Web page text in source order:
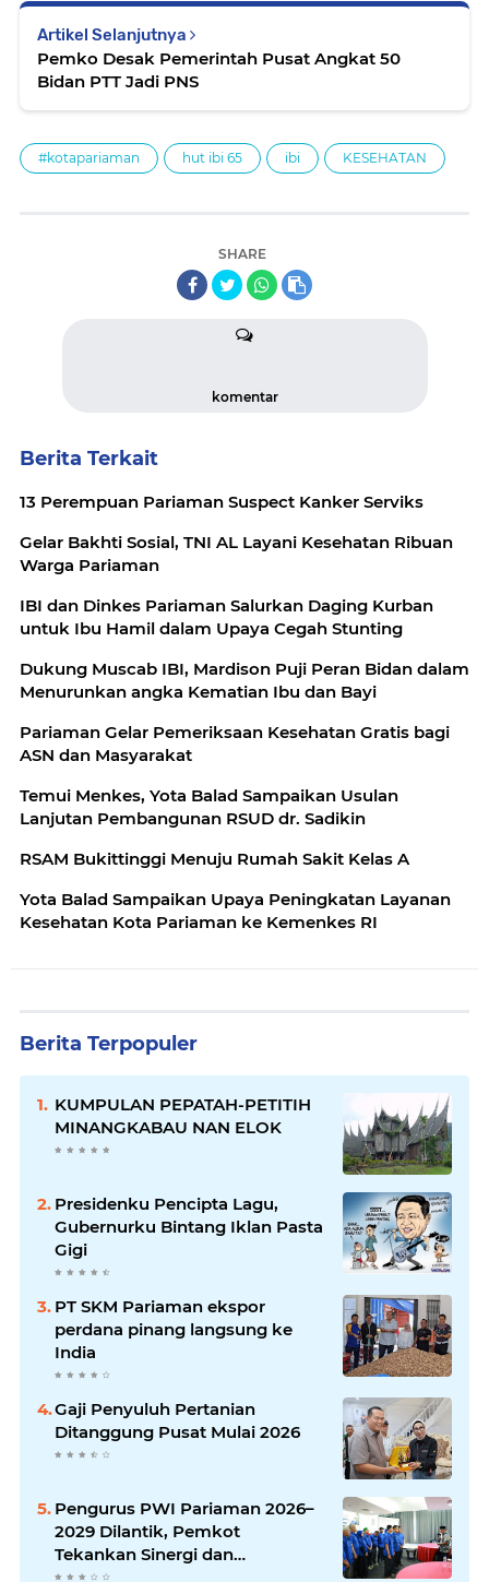
Artikel Selanjutnya
Pemko Desak Pemerintah Pusat Angkat 50
Bidan PTT Jadi PNS
#kotapariaman hut ibi 65 ibi KESEHATAN
SHARE
komentar
Berita Terkait
13 Perempuan Pariaman Suspect Kanker Serviks
Gelar Bakhti Sosial, TNI AL Layani Kesehatan Ribuan
Warga Pariaman
IBI dan Dinkes Pariaman Salurkan Daging Kurban
untuk Ibu Hamil dalam Upaya Cegah Stunting
Dukung Muscab IBI, Mardison Puji Peran Bidan dalam
Menurunkan angka Kematian Ibu dan Bayi
Pariaman Gelar Pemeriksaan Kesehatan Gratis bagi
ASN dan Masyarakat
Temui Menkes, Yota Balad Sampaikan Usulan
Lanjutan Pembangunan RSUD dr. Sadikin
RSAM Bukittinggi Menuju Rumah Sakit Kelas A
Yota Balad Sampaikan Upaya Peningkatan Layanan
Kesehatan Kota Pariaman ke Kemenkes RI
Berita Terpopuler
KUMPULAN PEPATAH-PETITIH
MINANGKABAU NAN ELOK
Presidenku Pencipta Lagu,
Gubernurku Bintang Iklan Pasta
Gigi
PT SKM Pariaman ekspor
perdana pinang langsung ke
India
Gaji Penyuluh Pertanian
Ditanggung Pusat Mulai 2026
Pengurus PWI Pariaman 2026–
2029 Dilantik, Pemkot
Tekankan Sinergi dan
Profesionalisme Pers